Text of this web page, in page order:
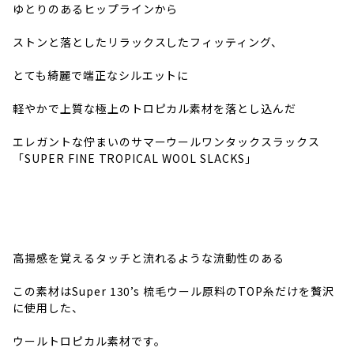
ゆとりのあるヒップラインから
ストンと落としたリラックスしたフィッティング、
とても綺麗で端正なシルエットに
軽やかで上質な極上のトロピカル素材を落とし込んだ
エレガントな佇まいのサマーウールワンタックスラックス
「SUPER FINE TROPICAL WOOL SLACKS」
高揚感を覚えるタッチと流れるような流動性のある
この素材はSuper 130’s 梳毛ウール原料のTOP糸だけを贅沢
に使用した、
ウールトロピカル素材です。